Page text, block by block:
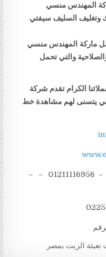
المهندس منسي
وتغليف السليف سيفتي
ماركة المهندس منسي
والتي تحمل
الكرام تقدم شركة
كي يتسنى لهم مشاهدة خط
موبايل: 01211116954 – 01211116955 – 01211116956 – –
تعبئة الزيت بمصر